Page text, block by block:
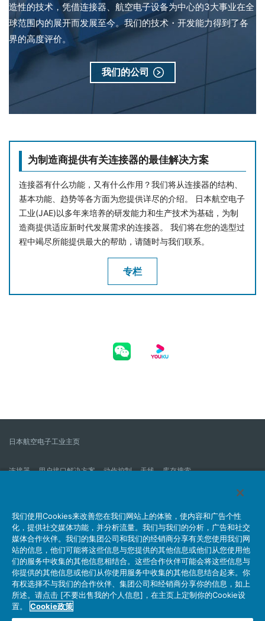
造性的技术，凭借连接器、航空电子设备为中心的3大事业在全
球范围内的展开而发展至今。我们的技术・开发能力得到了各
界的高度评价。
我们的公司
为制造商提供有关连接器的最佳解决方案
连接器有什么功能，又有什么作用？我们将从连接器的结构、
基本功能、趋势等各方面为您提供详尽的介绍。 日本航空电子
工业(JAE)以多年来培养的研发能力和生产技术为基础，为制
造商提供适应新时代发展需求的连接器。 我们将在您的选型过
程中竭尽所能提供最大的帮助，请随时与我们联系。
专栏
日本航空电子工业主页
连接器 用户接口解决方案 动作控制 天线 库存搜索
我们的公司 企业社会责任 IR消息 公司新到信息列表
产品信息新的列表
网站地图
联系我们
个人信息保护方针 JAE Cookie政策
关于利用本网站
社交媒体官方账号运营方针
我们使用Cookies来改善您在我们网站上的体验，使内容和广告个性
化，提供社交媒体功能，并分析流量。我们与我们的分析，广告和社交
媒体合作伙伴。我们的集团公司和我们的经销商分享有关您使用我们网
站的信息，他们可能将这些信息与您提供的其他信息或他们从您使用他
们的服务中收集的其他信息相结合。这些合作伙伴可能会将这些信息与
你提供的其他信息或他们从你使用服务中收集的其他信息结合起来。你
有权选择不与我们的合作伙伴、集团公司和经销商分享你的信息，如上
所述。请点击 [不要出售我的个人信息]，在主页上定制你的Cookie设
置。
Cookie政策